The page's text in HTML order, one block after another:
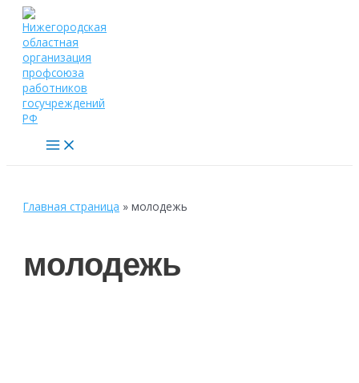
Перейти
содержимому
Main
Menu
Главная страница »молодежь
молодежь